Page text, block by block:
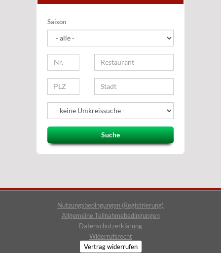
Saison
Suche
Nutzungsbedingungen (Registrierung)
Allgemeine Teilnahmebedingungen
Datenschutzerklärung
Widerrufsrecht
Vertrag widerrufen